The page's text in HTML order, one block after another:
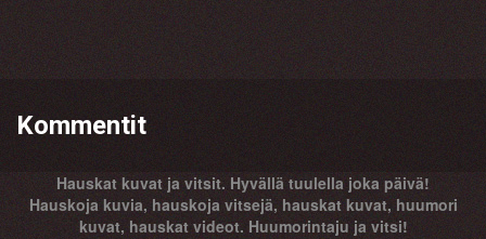
Kommentit
Hauskat kuvat ja vitsit. Hyvällä tuulella joka päivä!
Hauskoja kuvia, hauskoja vitsejä, hauskat kuvat, huumori
kuvat, hauskat videot. Huumorintaju ja vitsi!